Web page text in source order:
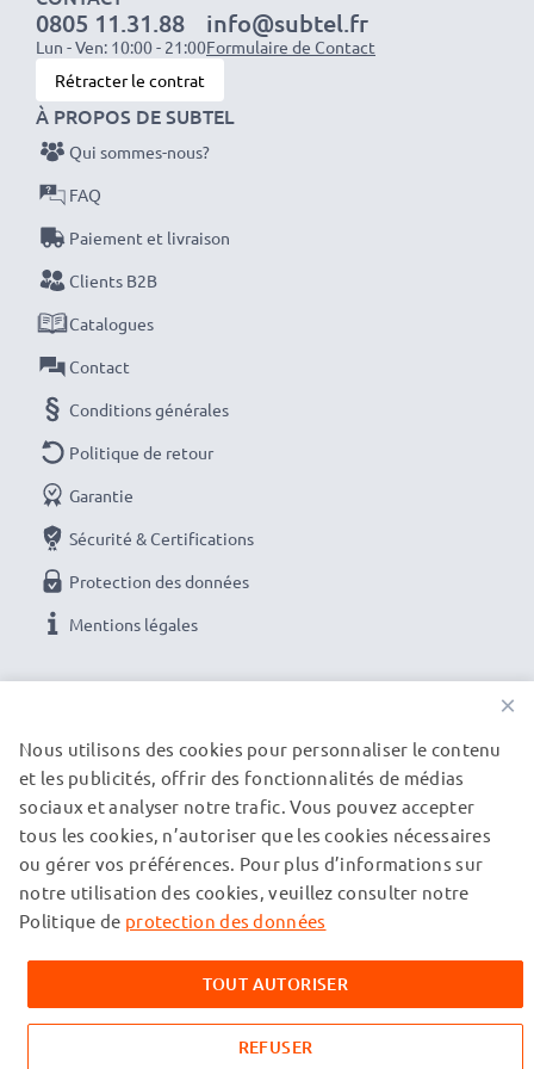
1x batterie 2000mAh : env. 4 heures
1x batterie 3000mAh : env. 6 heures
REMARQUE : Pour des performances, une efficacité
et une longévité optimales, chargez complètement
vos batteries avant leur première utilisation.
Ne ratez plus jamais un cliché avec ce chargeur de
batterie LCD intelligent et compact de CELLONIC.
Commandez dès maintenant pour une livraison rapide
0805 11.31.88
Lun - Ven: 10:00 - 21:00
info@subtel.fr
Formulaire de Contact
Rétracter le contrat
À PROPOS DE SUBTEL
Qui sommes-nous?
FAQ
Paiement et livraison
Clients B2B
Catalogues
Contact
Conditions générales
Politique de retour
Garantie
Sécurité & Certifications
Protection des données
Mentions légales
NOS PARTENAIRES DE LIVRAISON
© subtel.fr 2026
Tous les prix incluent la TVA et excluent les frais de port.
Veuillez noter que toutes les marques citées sont des
mentionnées sur nos pages web uniquement pour fournir des
informations sur nos produits.
×
Nous utilisons des cookies pour personnaliser le contenu
et les publicités, offrir des fonctionnalités de médias
sociaux et analyser notre trafic. Vous pouvez accepter
tous les cookies, n’autoriser que les cookies nécessaires
ou gérer vos préférences. Pour plus d’informations sur
notre utilisation des cookies, veuillez consulter notre
Politique de protection des données
TOUT AUTORISER
REFUSER